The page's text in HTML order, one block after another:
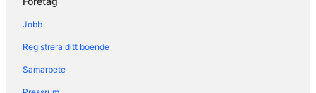
Una Hotels Century Milano
43 Station Hotel
Italianway - Col di Lana 3
La Chambre Milano
Jobb
Registrera ditt boende
Samarbete